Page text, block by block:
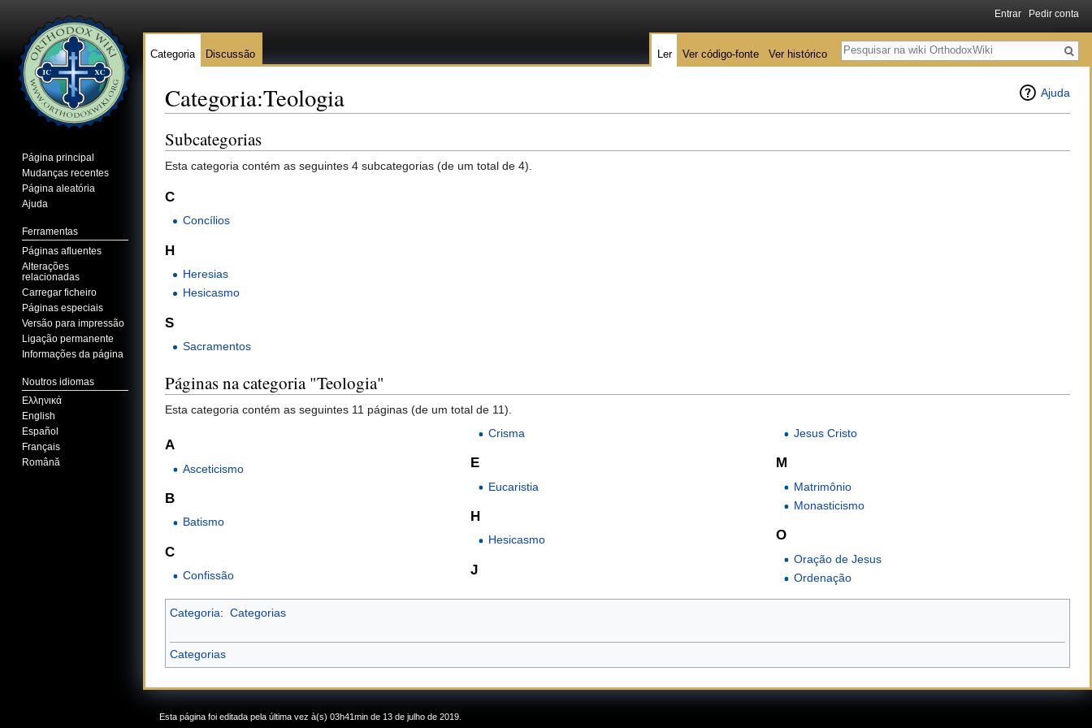
Ajuda
Categoria:Teologia
Subcategorias
Esta categoria contém as seguintes 4 subcategorias (de um total de 4).
C
Concílios
H
Heresias
Hesicasmo
S
Sacramentos
Páginas na categoria "Teologia"
Esta categoria contém as seguintes 11 páginas (de um total de 11).
A
Asceticismo
B
Batismo
C
Confissão
Crisma
E
Eucaristia
H
Hesicasmo
J
Jesus Cristo
M
Matrimônio
Monasticismo
O
Oração de Jesus
Ordenação
Categoria: Categorias
Categorias
Entrar Pedir conta
Categoria Discussão Ler Ver código-fonte Ver histórico
Pesquisa
Página principal
Mudanças recentes
Página aleatória
Ajuda
Ferramentas
Páginas afluentes
Alterações
relacionadas
Carregar ficheiro
Páginas especiais
Versão para impressão
Ligação permanente
Informações da página
Noutros idiomas
Ελληνικά
English
Español
Français
Română
Esta página foi editada pela última vez à(s) 03h41min de 13 de julho de 2019.